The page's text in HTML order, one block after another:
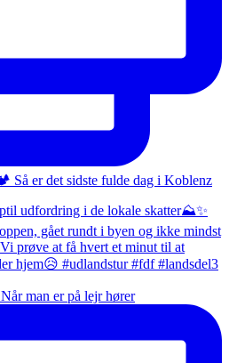
man er på lejr hører